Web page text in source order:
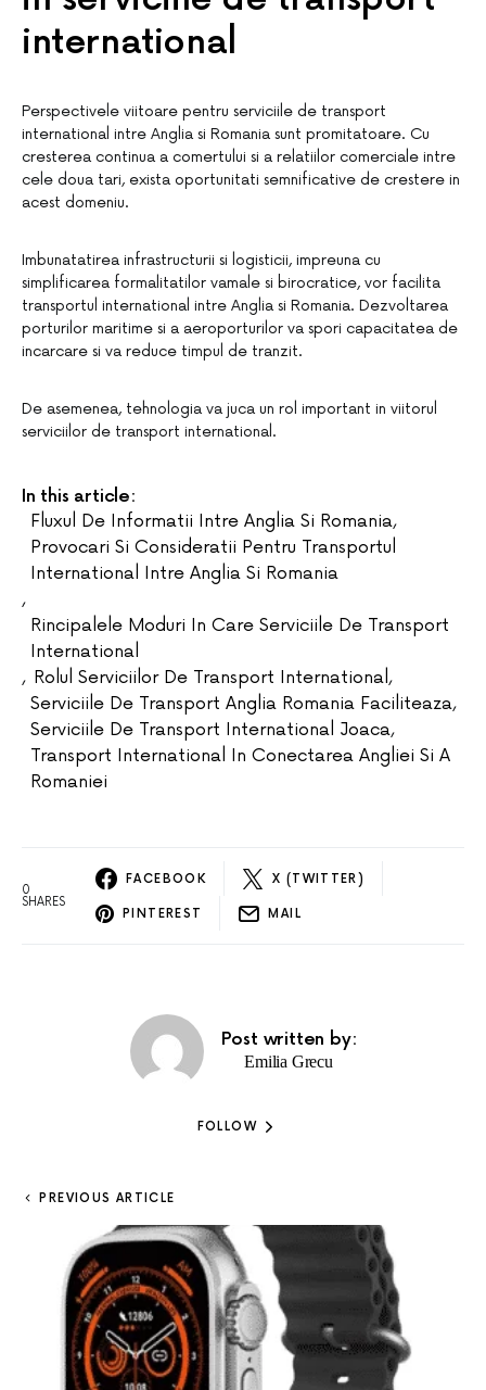
international
Perspectivele viitoare pentru serviciile de transport
international intre Anglia si Romania sunt promitatoare. Cu
cresterea continua a comertului si a relatiilor comerciale intre
cele doua tari, exista oportunitati semnificative de crestere in
acest domeniu.
Imbunatatirea infrastructurii si logisticii, impreuna cu
simplificarea formalitatilor vamale si birocratice, vor facilita
transportul international intre Anglia si Romania. Dezvoltarea
porturilor maritime si a aeroporturilor va spori capacitatea de
incarcare si va reduce timpul de tranzit.
De asemenea, tehnologia va juca un rol important in viitorul
serviciilor de transport international.
In this article:
Fluxul De Informatii Intre Anglia Si Romania,
Provocari Si Consideratii Pentru Transportul
International Intre Anglia Si Romania
,
Rincipalele Moduri In Care Serviciile De Transport
International
, Rolul Serviciilor De Transport International,
Serviciile De Transport Anglia Romania Faciliteaza,
Serviciile De Transport International Joaca,
Transport International In Conectarea Angliei Si A
Romaniei
0
SHARES
FACEBOOK X (TWITTER)
PINTEREST MAIL
Post written by:
Emilia Grecu
FOLLOW
PREVIOUS ARTICLE